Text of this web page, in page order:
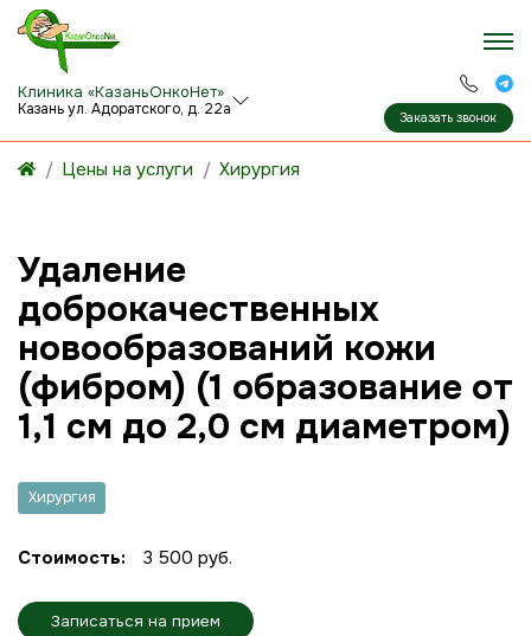
Клиника «КазаньОнкоНет»
Казань ул. Адоратского, д. 22а Заказать звонок
Цены на услуги Хирургия
Удаление
доброкачественных
новообразований кожи
(фибром) (1 образование от
1,1 см до 2,0 см диаметром)
Хирургия
Стоимость: 3 500 руб.
Записаться на прием